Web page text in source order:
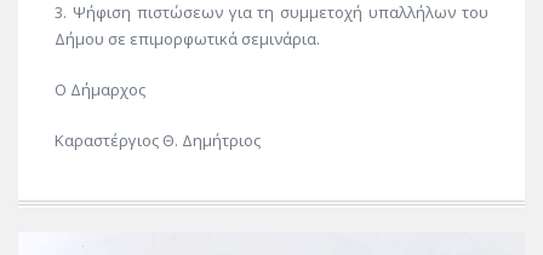
3. Ψήφιση πιστώσεων για τη συμμετοχή υπαλλήλων του
Δήμου σε επιμορφωτικά σεμινάρια.
Ο Δήμαρχος
Καραστέργιος Θ. Δημήτριος